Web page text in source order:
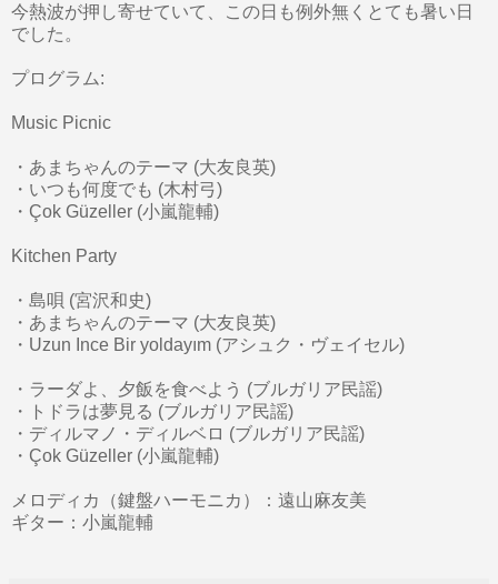
今熱波が押し寄せていて、この日も例外無くとても暑い日
でした。
プログラム:
Music Picnic
・あまちゃんのテーマ (大友良英)
・いつも何度でも (木村弓)
・Çok Güzeller (小嵐龍輔)
Kitchen Party
・島唄 (宮沢和史)
・あまちゃんのテーマ (大友良英)
・Uzun Ince Bir yoldayım (アシュク・ヴェイセル)
・ラーダよ、夕飯を食べよう (ブルガリア民謡)
・トドラは夢見る (ブルガリア民謡)
・ディルマノ・ディルベロ (ブルガリア民謡)
・Çok Güzeller (小嵐龍輔)
メロディカ（鍵盤ハーモニカ）：遠山麻友美
ギター：小嵐龍輔